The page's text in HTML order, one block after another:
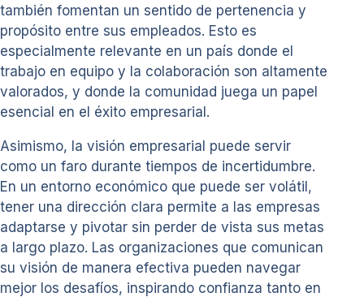
también fomentan un sentido de pertenencia y
propósito entre sus empleados. Esto es
especialmente relevante en un país donde el
trabajo en equipo y la colaboración son altamente
valorados, y donde la comunidad juega un papel
esencial en el éxito empresarial.
Asimismo, la visión empresarial puede servir
como un faro durante tiempos de incertidumbre.
En un entorno económico que puede ser volátil,
tener una dirección clara permite a las empresas
adaptarse y pivotar sin perder de vista sus metas
a largo plazo. Las organizaciones que comunican
su visión de manera efectiva pueden navegar
mejor los desafíos, inspirando confianza tanto en